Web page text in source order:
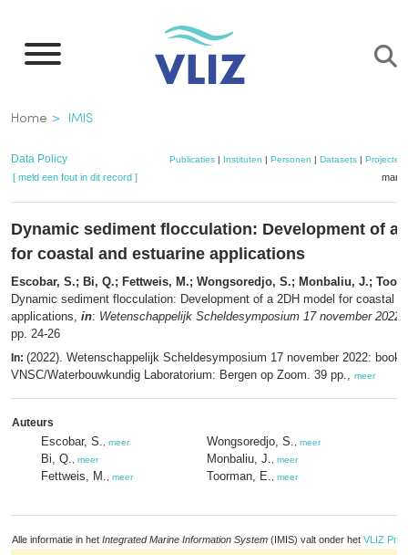
naar
inhoud
gaan
Kruimelpad
Home IMIS
Data Policy Publicaties| Instituten | Personen | Datasets| Projecten
[ meld een fout in dit record ]
Dynamic sediment flocculation: Development of a
for coastal and estuarine applications
Escobar, S.; Bi, Q.; Fettweis, M.; Wongsoredjo, S.; Monbaliu, J.;
Dynamic sediment flocculation: Development of a 2DH model for coastal
applications, in: Wetenschappelijk Scheldesymposium 17 november
pp. 24-26
In: (2022). Wetenschappelijk Scheldesymposium 17 november 2022: book
VNSC/Waterbouwkundig Laboratorium: Bergen op Zoom. 39 pp., meer
Auteurs
Escobar, S. meer
Bi, Q. meer
Fettweis, M. meer
Wongsoredjo, S. meer
Monbaliu, J. meer
Toorman, E. meer
Alle informatie in het Integrated Marine Information System (IMIS) valt onder het VLIZ